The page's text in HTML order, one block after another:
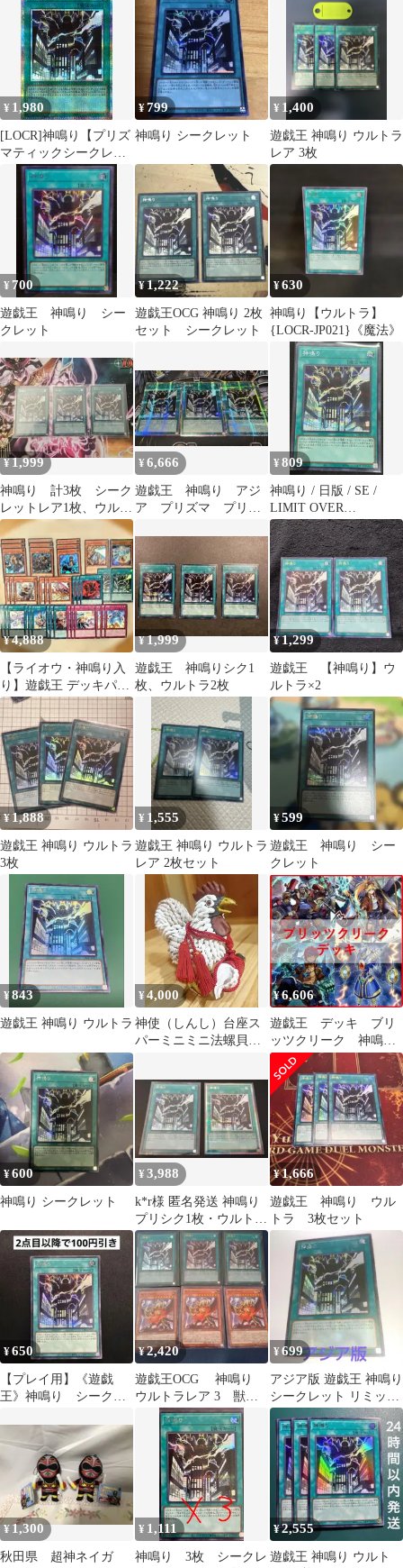
クリーク
¥ 1,980
[LOCR]神鳴り【プリズ
マティックシークレッ
トレア】LOCR-JP021
IT0193QV282W
¥799
神鳴り シークレット
¥ 1,400
遊戯王 神鳴り ウルトラ
レア 3枚
¥ 700
遊戯王 神鳴り シー
クレット
¥1,222
遊戯王OCG 神鳴り 2枚
セット シークレット
¥630
神鳴り【ウルトラ】
{LOCR-JP021}《魔法》
¥1,999
神鳴り 計3枚 シーク
レットレア1枚、ウルト
ラレア2枚
¥6,666
遊戯王 神鳴り アジ
ア プリズマ プリシ
¥809
神鳴り / 日版 / SE /
LIMIT OVER
COLLECTION －THE
RIVALS－ / LOCR-
JP021 / ID:89753095
¥4,888
【ライオウ・神鳴り入
り】遊戯王 デッキパー
ツ【ブリッツクリー
ク】
¥1,999
遊戯王 神鳴りシク1
枚、ウルトラ2枚
¥1,299
遊戯王 【神鳴り】ウ
ルトラ×2
¥ 1,888
遊戯王 神鳴り ウルトラ
3枚
¥ 1,555
遊戯王 神鳴り ウルトラ
レア 2枚セット
¥599
遊戯王 神鳴り シー
クレット
¥843
遊戯王 神鳴り ウルトラ
¥4,000
神使（しんし）台座ス
パーミニミニ法螺貝セ
¥6,606
遊戯王 デッキ ブリ
ッツクリーク 神鳴
り ライオウ [05115]
¥600
神鳴り シークレット
¥3,988
k*r様 匿名発送 神鳴り
プリシク1枚・ウルトラ
1枚
¥1,666
遊戯王 神鳴り ウル
トラ 3枚セット
¥650
【プレイ用】《遊戯
王》神鳴り シークレ
¥2,420
遊戯王OCG 神鳴り
ウルトラレア 3 獣王
アルファ ノーマル
3 6枚セット
¥699
アジア版 遊戯王 神鳴り
シークレット リミット
オーバーコレクション
未使用
¥1,300
秋田県 超神ネイガ
¥ 1,111
神鳴り 3枚 シークレ
¥2,555
遊戯王 神鳴り ウルト